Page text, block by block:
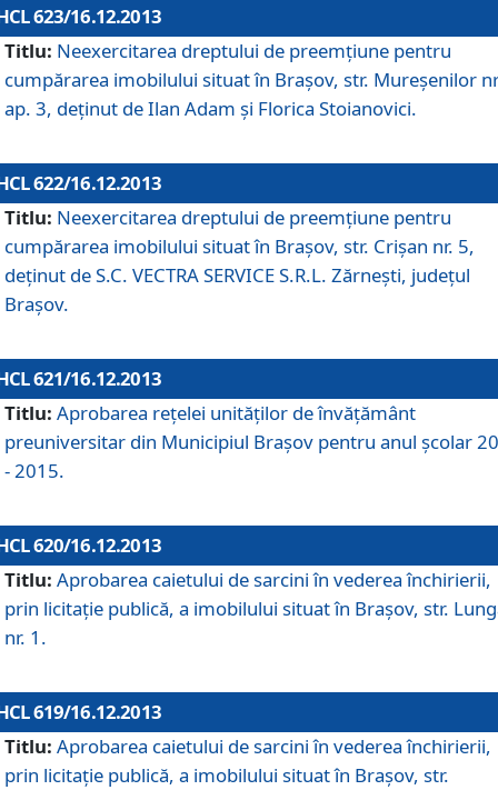
623/16.12.2013
Titlu: Neexercitarea dreptului de preemţiune pentru
cumpărarea imobilului situat în Braşov, str. Mureşenilor
ap. 3, deţinut de Ilan Adam şi Florica Stoianovici.
622/16.12.2013
Titlu: Neexercitarea dreptului de preemţiune pentru
cumpărarea imobilului situat în Braşov, str. Crişan nr. 5,
deţinut de S.C. VECTRA SERVICE S.R.L. Zărneşti, judeţul
Braşov.
621/16.12.2013
Titlu: Aprobarea reţelei unităţilor de învăţământ
preuniversitar din Municipiul Braşov pentru anul şcolar
- 2015.
620/16.12.2013
Titlu: Aprobarea caietului de sarcini în vederea închirierii,
prin licitaţie publică, a imobilului situat în Braşov, str.
nr. 1.
619/16.12.2013
Titlu: Aprobarea caietului de sarcini în vederea închirierii,
prin licitaţie publică, a imobilului situat în Braşov, str.